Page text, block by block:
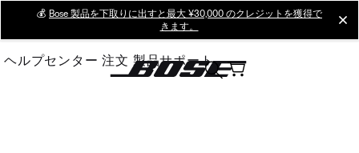
Main
💰 Bose 製品を下取りに出すと最大 ¥30,000 のクレジットを獲得で
きます。
ヘルプセンター 注文 製品サポート